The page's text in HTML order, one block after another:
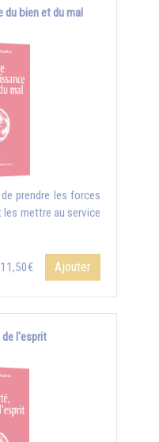
du bien et du mal
prendre les forces
mettre au service
11,50€ Ajouter
l'esprit